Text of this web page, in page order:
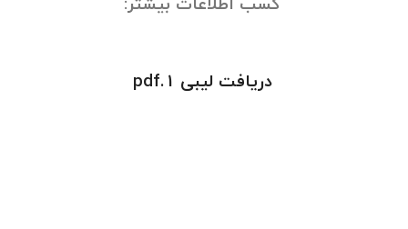
دریافت لیبی 1.pdf